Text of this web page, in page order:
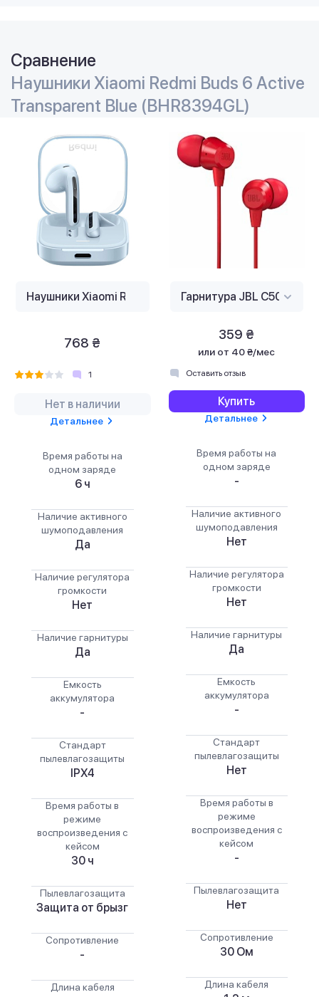
Сравнение
Наушники Xiaomi Redmi Buds 6 Active
Transparent Blue (BHR8394GL)
768 ₴
1
Нет в наличии
Детальнее
Время работы на
одном заряде
6 ч
Наличие активного
шумоподавления
Да
Наличие регулятора
громкости
Нет
Наличие гарнитуры
Да
Емкость
аккумулятора
-
Стандарт
пылевлагозащиты
IPX4
Время работы в
режиме
воспроизведения с
кейсом
30 ч
Пылевлагозащита
Защита от брызг
Сопротивление
-
Длина кабеля
359 ₴
или от 40 ₴/мес
Оставить отзыв
Купить
Детальнее
Время работы на
одном заряде
-
Наличие активного
шумоподавления
Нет
Наличие регулятора
громкости
Нет
Наличие гарнитуры
Да
Емкость
аккумулятора
-
Стандарт
пылевлагозащиты
Нет
Время работы в
режиме
воспроизведения с
кейсом
-
Пылевлагозащита
Нет
Сопротивление
30 Ом
Длина кабеля